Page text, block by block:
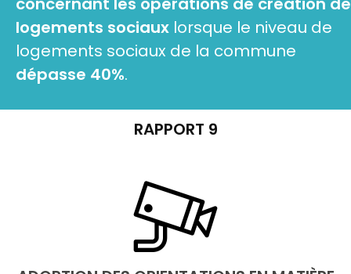
logements sociaux lorsque le niveau de
logements sociaux de la commune
dépasse 40%.
RAPPORT 9